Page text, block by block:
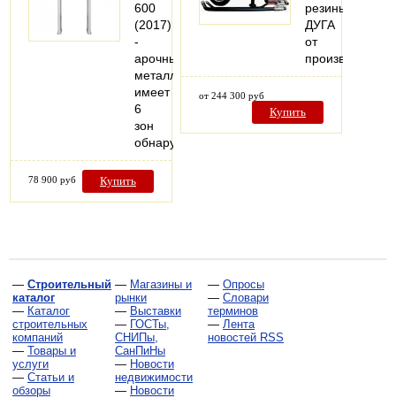
600
(2017)
-
арочный
металлодетектор,
имеет
6
зон
обнаружения
78 900 руб Купить
резины
ДУГА
от
производителя
от 244 300 руб
Купить
— Строительный
каталог
— Каталог
строительных
компаний
— Товары и
услуги
— Статьи и
обзоры
— Магазины и
рынки
— Выставки
— ГОСТы,
СНИПы,
СанПиНы
— Новости
недвижимости
— Новости
— Опросы
— Словари
терминов
— Лента
новостей RSS